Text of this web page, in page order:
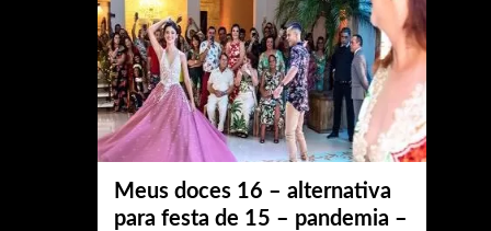
Meus doces 16 – alternativa
para festa de 15 – pandemia –